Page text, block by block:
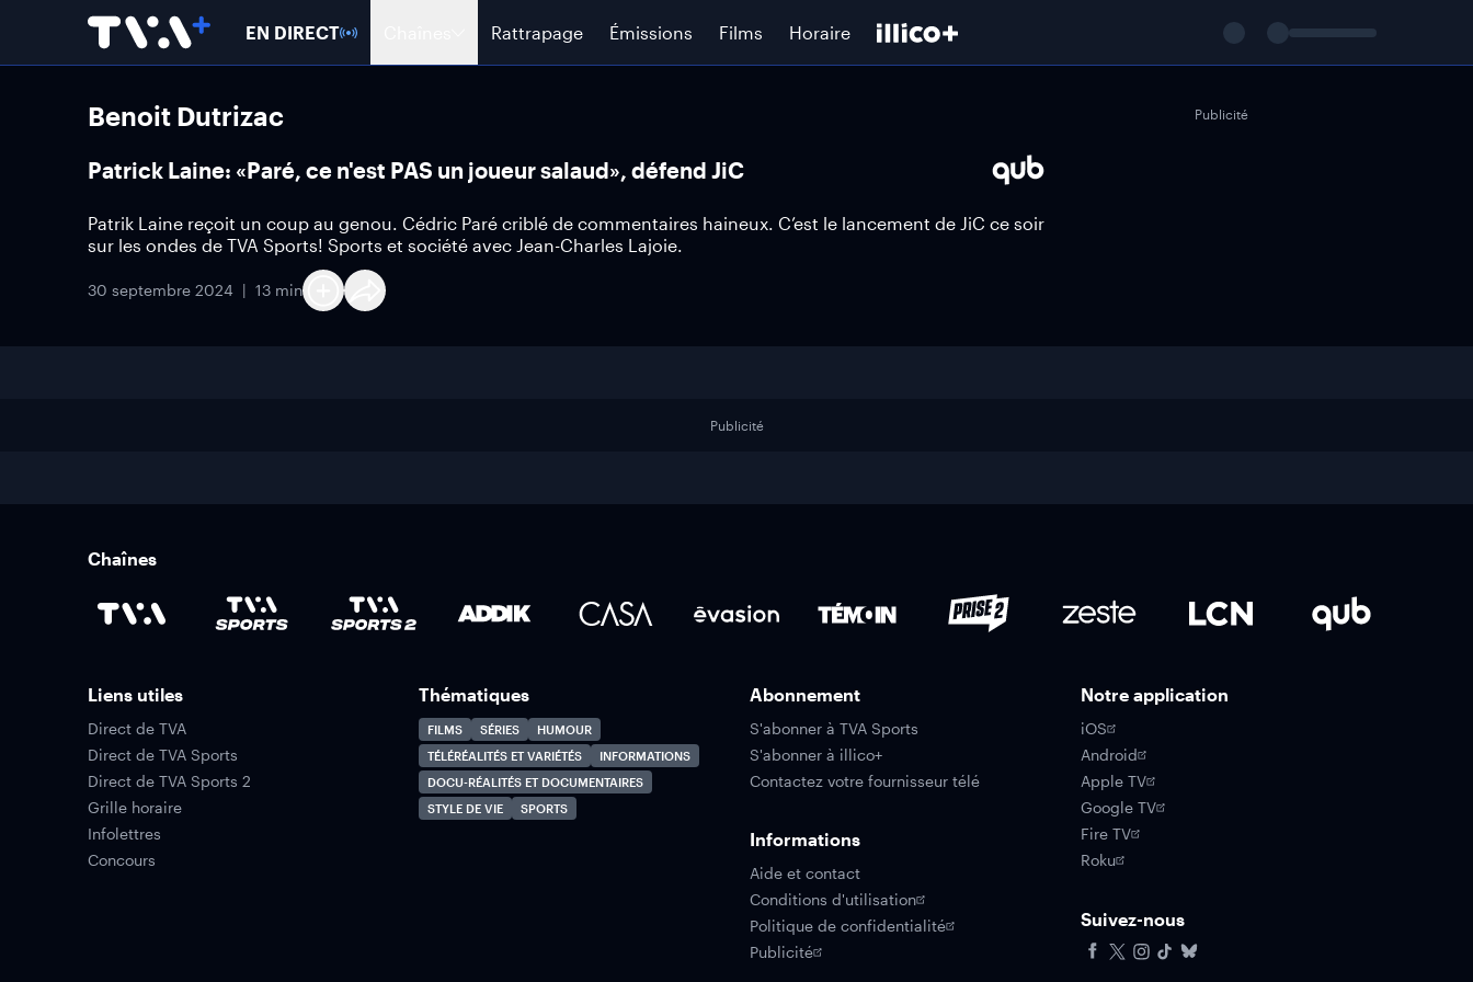
EN DIRECT Rattrapage Émissions Films Horaire
Benoit Dutrizac
Patrick Laine: «Paré, ce n'est PAS un joueur salaud», défend JiC
Patrik Laine reçoit un coup au genou. Cédric Paré criblé de commentaires haineux. C’est le lancement de JiC ce soir
sur les ondes de TVA Sports! Sports et société avec Jean-Charles Lajoie.
30 septembre 2024 13 min
Publicité
Publicité
Chaînes
Liens utiles
Direct de TVA
Direct de TVA Sports
Direct de TVA Sports 2
Grille horaire
Infolettres
Concours
Thématiques
FILMS SÉRIES
HUMOUR
TÉLÉRÉALITÉS ET VARIÉTÉS
INFORMATIONS
DOCU-RÉALITÉS ET DOCUMENTAIRES
STYLE DE VIE
SPORTS
Abonnement
S'abonner à TVA Sports
S'abonner à illico+
Contactez votre fournisseur télé
Informations
Aide et contact
Conditions d'utilisation
Politique de confidentialité
Publicité
Notre application
iOS
Android
Apple TV
Google TV
Fire TV
Roku
Suivez-nous